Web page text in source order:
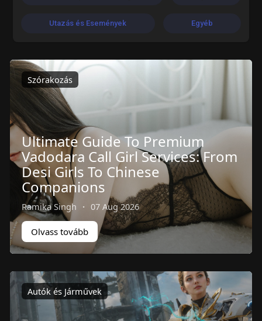
Utazás és Események Egyéb
Szórakozás
Ultimate Guide To Premium
Vadodara Call Girl Services: From
Desi Girls To Chinese
Companions
Ramika Singh · 07 Aug 2026
Olvass tovább
Autók és Járművek